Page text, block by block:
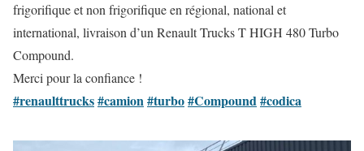
frigorifique et non frigorifique en régional, national et
international, livraison d’un Renault Trucks T HIGH 480 Turbo
Compound.
Merci pour la confiance !
#renaulttrucks#camion#turbo#Compound#codica